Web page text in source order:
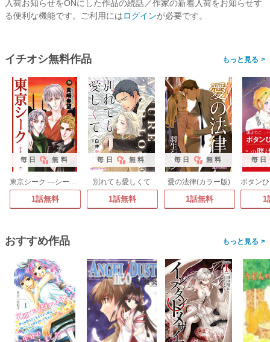
入荷お知らせをONにした作品の続話／作家の新着入荷をお知らせす
る便利な機能です。ご利用にはログインが必要です。
イチオシ無料作品 >
毎日 無料
東京シーク ―シークレットプリンス―
1話無料
毎日 無料
別れても愛しくて
1話無料
毎日 無料
愛の法律(カラー版)
1話無料
毎日
1
おすすめ作品 >